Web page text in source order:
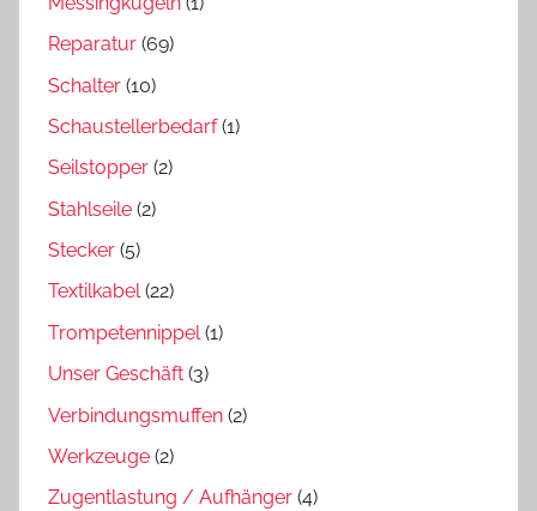
Reparatur (69)
Schalter (10)
Schaustellerbedarf(1)
Seilstopper (2)
Stahlseile (2)
Stecker (5)
Textilkabel(22)
Trompetennippel (1)
Unser Geschäft (3)
Verbindungsmuffen (2)
Werkzeuge (2)
Zugentlastung / Aufhänger (4)